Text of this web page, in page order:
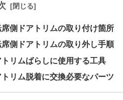
側ドアトリムの取り付け箇所
側ドアトリムの取り外し手順
リムばらしに使用する工具
リム脱着に交換必要なパーツ